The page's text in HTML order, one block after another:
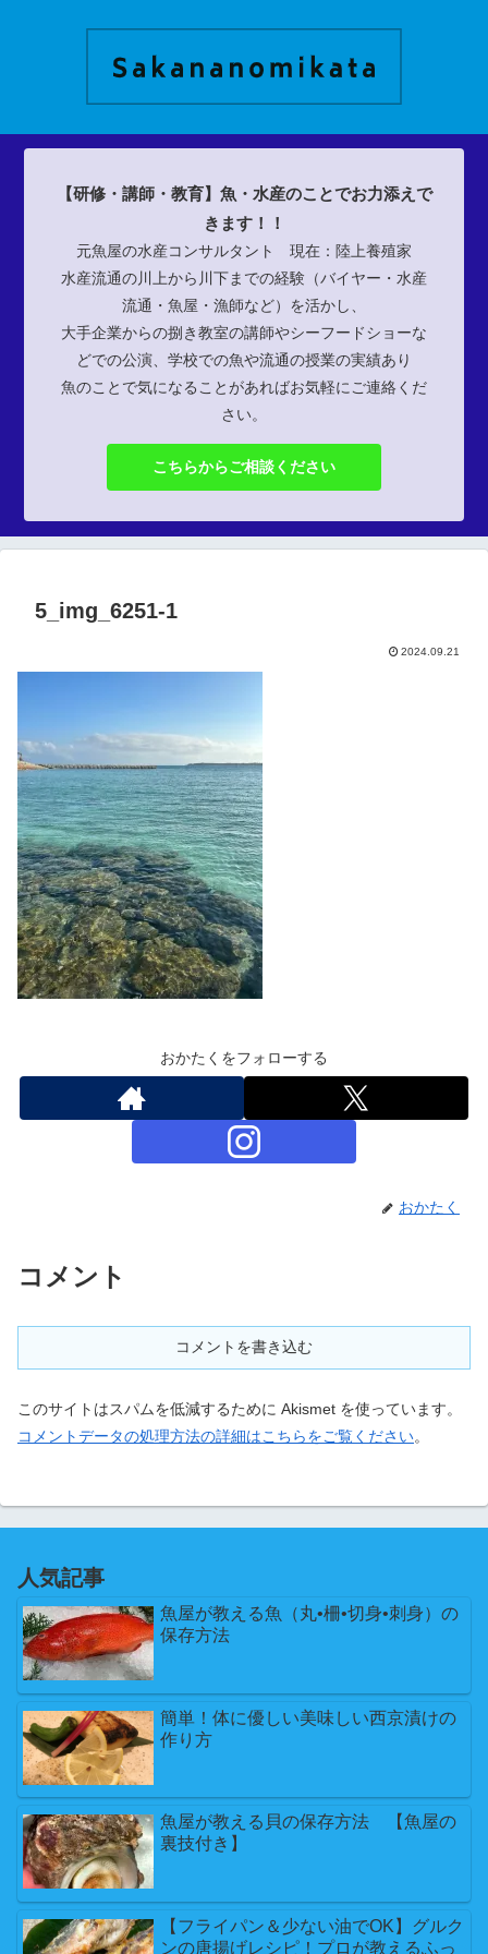
【研修・講師・教育】魚・水産のことでお力添えで
きます！！
元魚屋の水産コンサルタント 現在：陸上養殖家
水産流通の川上から川下までの経験（バイヤー・水産
流通・魚屋・漁師など）を活かし、
大手企業からの捌き教室の講師やシーフードショーな
どでの公演、学校での魚や流通の授業の実績あり
魚のことで気になることがあればお気軽にご連絡くだ
さい。
こちらからご相談ください
5_img_6251-1
2024.09.21
おかたくをフォローする
おかたく
コメント
コメントを書き込む
このサイトはスパムを低減するために Akismet を使っています。
コメントデータの処理方法の詳細はこちらをご覧ください。
人気記事
魚屋が教える魚（丸•柵•切身•刺身）の
保存方法
簡単！体に優しい美味しい西京漬けの
作り方
魚屋が教える貝の保存方法 【魚屋の
裏技付き】
【フライパン＆少ない油でOK】グルク
ンの唐揚げレシピ！プロが教えるふっ